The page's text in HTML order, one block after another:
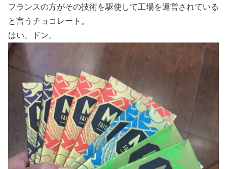
フランスの方がその技術を駆使して工場を運営されている
と言うチョコレート。
はい、ドン。